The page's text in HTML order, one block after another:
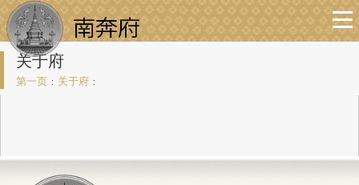
关于府
第一页 : 关于府 :